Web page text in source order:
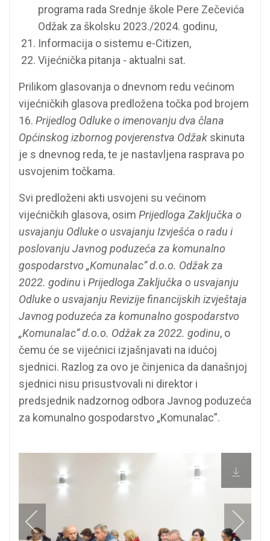
programa rada Srednje škole Pere Zečevića
Odžak za školsku 2023./2024. godinu,
Informacija o sistemu e-Citizen,
Vijećnička pitanja - aktualni sat.
Prilikom glasovanja o dnevnom redu većinom
vijećničkih glasova predložena točka pod brojem
16. Prijedlog Odluke o imenovanju dva člana
Općinskog izbornog povjerenstva Odžak skinuta
je s dnevnog reda, te je nastavljena rasprava po
usvojenim točkama.
Svi predloženi akti usvojeni su većinom
vijećničkih glasova, osim Prijedloga Zaključka o
usvajanju Odluke o usvajanju Izvješća o radu i
poslovanju Javnog poduzeća za komunalno
gospodarstvo „Komunalac” d.o.o. Odžak za
2022. godinu i Prijedloga Zaključka o usvajanju
Odluke o usvajanju Revizije financijskih izvještaja
Javnog poduzeća za komunalno gospodarstvo
„Komunalac” d.o.o. Odžak za 2022. godinu, o
čemu će se vijećnici izjašnjavati na idućoj
sjednici. Razlog za ovo je činjenica da današnjoj
sjednici nisu prisustvovali ni direktor i
predsjednik nadzornog odbora Javnog poduzeća
za komunalno gospodarstvo „Komunalac”.